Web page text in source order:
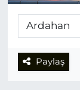
Paylaş